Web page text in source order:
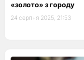
«золото» з городу
24 серпня 2025, 21:53